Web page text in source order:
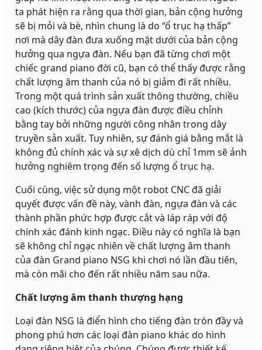
ta phát hiện ra rằng qua thời gian, bản cộng hưởng
sẽ bị mỏi và bè, nhìn chung là do “ổ trục hạ thấp”
nơi mà dây đàn đưa xuống mặt dưới của bản cộng
hưởng qua ngựa đàn. Nếu bạn đã từng chơi một
chiếc grand piano đời cũ, bạn có thể thấy được rằng
chất lượng âm thanh của nó bị giảm đi rất nhiều.
Trong một quá trình sản xuất thông thường, chiều
cao (kích thước) của ngựa đàn được điều chỉnh
bằng tay bởi những người công nhân trong dây
truyền sản xuất. Tuy nhiên, sự đánh giá bằng mắt là
không đủ chính xác và sự xê dịch dù chỉ 1mm sẽ ảnh
hưởng nghiêm trọng đến số lượng ổ trục hạ.
Cuối cùng, việc sử dụng một robot CNC đã giải
quyết được vấn đề này, vành đàn, ngựa đàn và các
thành phần phức hợp được cắt và láp ráp với độ
chính xác đánh kinh ngạc. Điều này có nghĩa là bạn
sẽ không chỉ ngạc nhiên về chất lượng âm thanh
của đàn Grand piano NSG khi chơi nó lần đầu tiên,
mà còn mãi cho đến rất nhiều năm sau nữa.
Chất lượng âm thanh thượng hạng
Loại đàn NSG là điển hình cho tiếng đàn tròn đầy và
phong phú hơn các loại đàn piano khác do hình